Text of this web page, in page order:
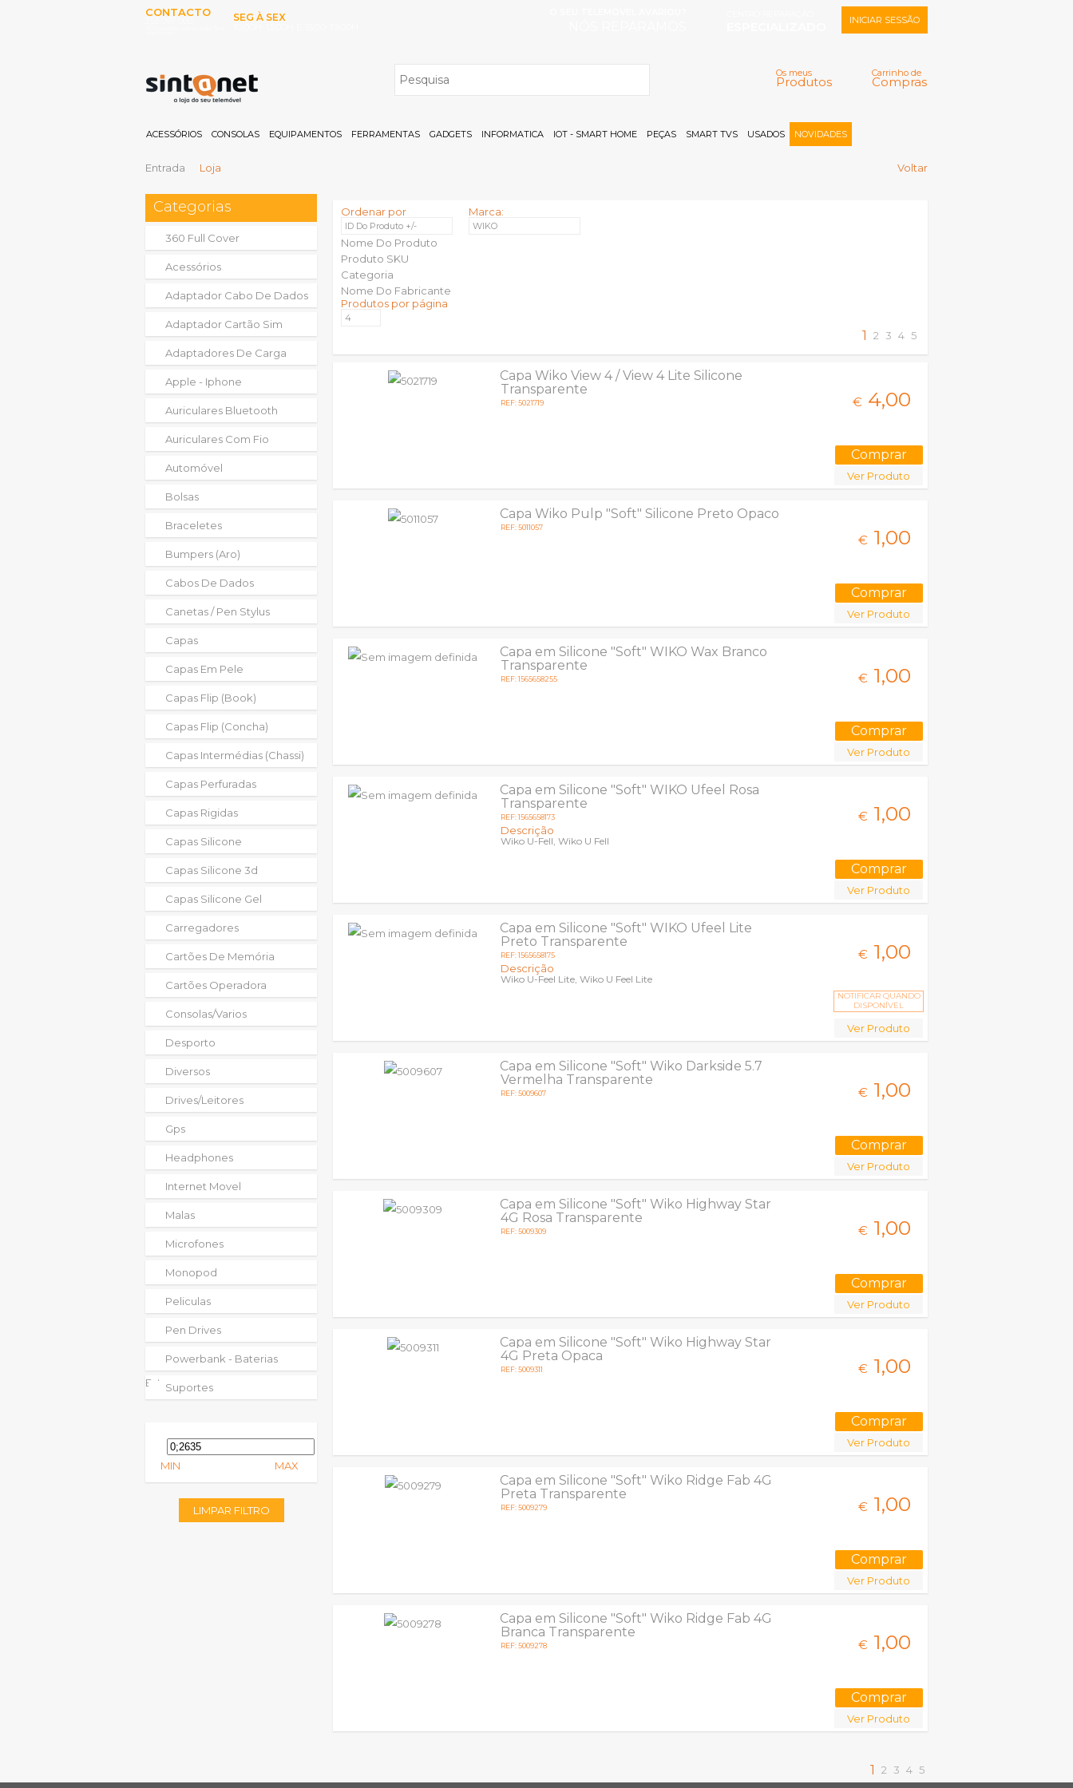
CONTACTO
SEG À SEX
Carrinho de
Compras
Os meus
Produtos
INICIAR SESSÃO
Memorizar
Registar |
ACESSÓRIOS CONSOLAS EQUIPAMENTOS FERRAMENTAS GADGETS INFORMATICA IOT - SMART HOME PEÇAS SMART TVS USADOS NOVIDADES
Entrada Loja Voltar
Categorias
360 Full Cover
Acessórios
Adaptador Cabo De Dados
Adaptador Cartão Sim
Adaptadores De Carga
Apple - Iphone
Auriculares Bluetooth
Auriculares Com Fio
Automóvel
Bolsas
Braceletes
Bumpers (aro)
Cabos De Dados
Canetas / Pen Stylus
Capas
Capas Em Pele
Capas Flip (book)
Capas Flip (concha)
Capas Intermédias (chassi)
Capas Perfuradas
Capas Rigidas
Capas Silicone
Capas Silicone 3d
Capas Silicone Gel
Carregadores
Cartões De Memória
Cartões Operadora
Consolas/varios
Desporto
Diversos
Drives/leitores
Gps
Headphones
Internet Movel
Malas
Microfones
Monopod
Peliculas
Pen Drives
Powerbank - Baterias
ExternasSuportes
MIN MAX
LIMPAR FILTRO
Ordenar por
ID Do Produto +/-
Nome Do Produto
Produto SKU
Categoria
Nome Do Fabricante
Marca:
WIKO
Produtos por página
1 2 3 4 5
Capa Wiko View 4 / View 4 Lite Silicone
Transparente
REF: 5021719 € 4,00
Ver Produto
Capa Wiko Pulp "Soft" Silicone Preto Opaco
REF: 5011057
€ 1,00
Ver Produto
Capa em Silicone "Soft" WIKO Wax Branco
Transparente
REF: 1565658255 € 1,00
Ver Produto
Capa em Silicone "Soft" WIKO Ufeel Rosa
Transparente
REF: 1565658173
Descrição
Wiko U-Fell, Wiko U Fell
€ 1,00
Ver Produto
Capa em Silicone "Soft" WIKO Ufeel Lite
Preto Transparente
REF: 1565658175
Descrição
Wiko U-Feel Lite, Wiko U Feel Lite
€ 1,00
NOTIFICAR QUANDO
DISPONÍVEL
Ver Produto
Capa em Silicone "Soft" Wiko Darkside 5.7
Vermelha Transparente
REF: 5009607 € 1,00
Ver Produto
Capa em Silicone "Soft" Wiko Highway Star
4G Rosa Transparente
REF: 5009309 € 1,00
Ver Produto
Capa em Silicone "Soft" Wiko Highway Star
4G Preta Opaca
REF: 5009311 € 1,00
Ver Produto
Capa em Silicone "Soft" Wiko Ridge Fab 4G
Preta Transparente
REF: 5009279 € 1,00
Ver Produto
Capa em Silicone "Soft" Wiko Ridge Fab 4G
Branca Transparente
REF: 5009278 € 1,00
Ver Produto
1 2 3 4 5